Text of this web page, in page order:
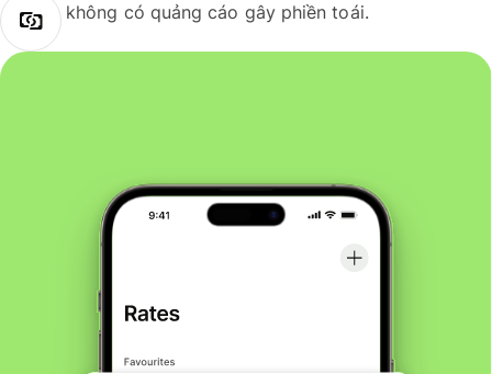
không có quảng cáo gây phiền toái.